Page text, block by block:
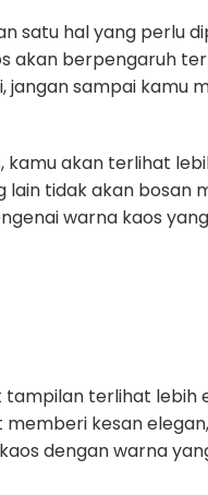
satu hal yang perlu
akan berpengaruh
jangan sampai kamu
kamu akan terlihat
tidak akan bosan
warna kaos
terlihat lebih
kesan
dengan warna